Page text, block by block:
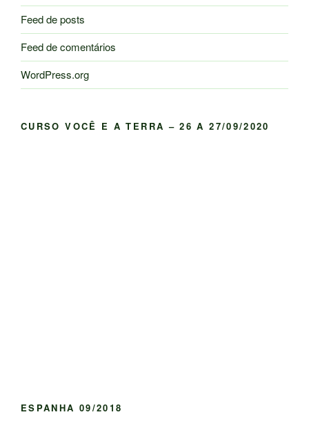
Feed de posts
Feed de comentários
WordPress.org
CURSO VOCÊ E A TERRA – 26 A 27/09/2020
ESPANHA 09/2018